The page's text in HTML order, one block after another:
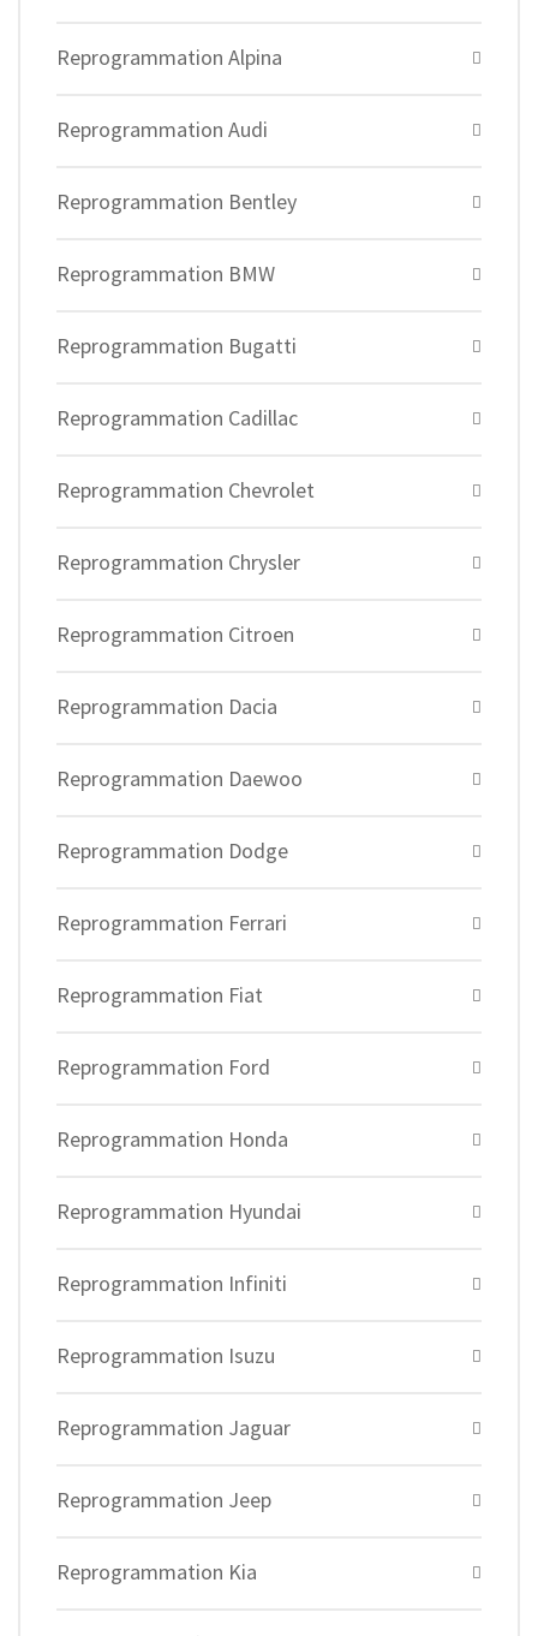
Reprogrammation Alpina
Reprogrammation Audi
Reprogrammation Bentley
Reprogrammation BMW
Reprogrammation Bugatti
Reprogrammation Cadillac
Reprogrammation Chevrolet
Reprogrammation Chrysler
Reprogrammation Citroen
Reprogrammation Dacia
Reprogrammation Daewoo
Reprogrammation Dodge
Reprogrammation Ferrari
Reprogrammation Fiat
Reprogrammation Ford
Reprogrammation Honda
Reprogrammation Hyundai
Reprogrammation Infiniti
Reprogrammation Isuzu
Reprogrammation Jaguar
Reprogrammation Jeep
Reprogrammation Kia